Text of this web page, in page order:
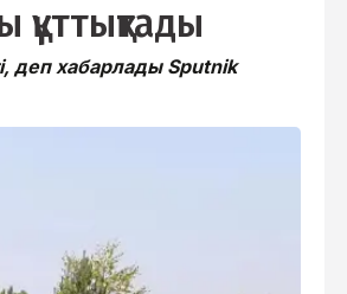
деп хабарлады Sputnik